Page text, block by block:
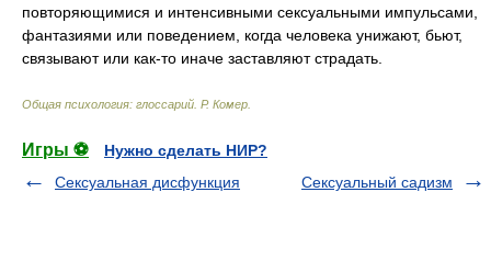
повторяющимися и интенсивными сексуальными импульсами,
фантазиями или поведением, когда человека унижают, бьют,
связывают или как-то иначе заставляют страдать.
Общая психология: глоссарий Р. Комер
Игры ⚽
Нужно сделать НИР?
Сексуальная дисфункция
Сексуальный садизм